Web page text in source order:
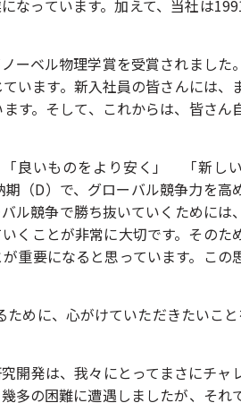
なっています。加えて、当社は
ーベル物理学賞を受賞されました
います。新入社員の皆さんには、
す。そして、これからは、皆さん
良いものをより安く」 「新し
（D）で、グローバル競争力を高
ル競争で勝ち抜いていくためには
くことが非常に大切です。そのた
重要になると思っています。この
めに、心がけていただきたいこ
開発は、我々にとってまさにチャ
多の困難に遭遇しましたが、それ